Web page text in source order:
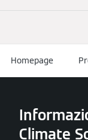
Homepage
Climate